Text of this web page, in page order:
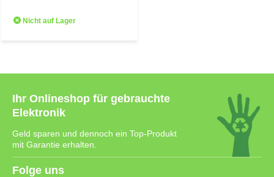
Nicht auf Lager
Ihr Onlineshop für gebrauchte
Elektronik
Geld sparen und dennoch ein Top-Produkt
mit Garantie erhalten.
Folge uns